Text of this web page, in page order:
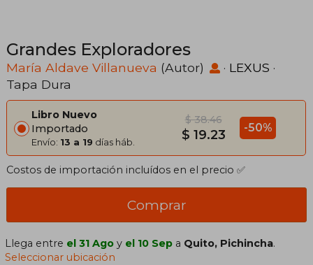
Grandes Exploradores
María Aldave Villanueva (Autor) · LEXUS ·
Tapa Dura
Libro Nuevo
Importado
Envío: 13 a 19 días háb.
$ 38.46
$ 19.23 -50%
Costos de importación incluídos en el precio ✅
Comprar
Llega entre el 31 Ago y el 10 Sep a Quito, Pichincha.
Seleccionar ubicación